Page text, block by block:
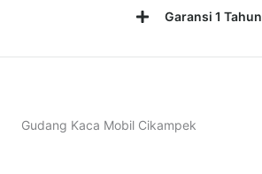
Garansi 1 Tahun
Gudang Kaca Mobil Cikampek